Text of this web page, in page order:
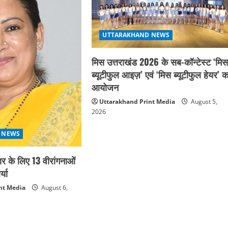
के लिए 13 वीरांगनाओं
Media
August 6,
UTTARAKHAND NEWS
मिस उत्तराखंड 2026 के सब-कॉन्टेस्ट ‘मिस
ब्यूटीफुल आइज़’ एवं ‘मिस ब्यूटीफुल हेयर’
आयोजन
Uttarakhand Print Media
August 5,
2026